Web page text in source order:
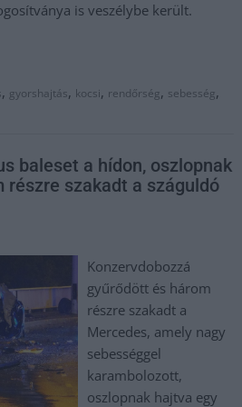
is veszélybe került.
, gyorshajtás, kocsi, rendőrség, sebesség,
baleset a hídon, oszlopnak
részre szakadt a száguldó
Konzervdobozzá
gyűrődött és három
részre szakadt a
Mercedes, amely nagy
sebességgel
karambolozott,
oszlopnak hajtva egy